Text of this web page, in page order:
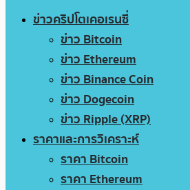
ข่าวคริปโตเคอเรนซี่
ข่าว Bitcoin
ข่าว Ethereum
ข่าว Binance Coin
ข่าว Dogecoin
ข่าว Ripple (XRP)
ราคาและการวิเคราะห์
ราคา Bitcoin
ราคา Ethereum